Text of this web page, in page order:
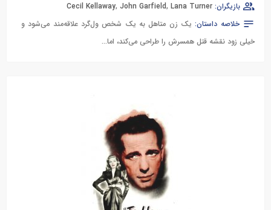
بازیگران:
Cecil Kellaway, John Garfield, Lana Turner
خلاصه داستان: یک زن متاهل به یک شخص ول‌گرد علاقه‌مند می‌شود و
خیلی زود نقشه قتل همسرش را طراحی می‌کند، اما...